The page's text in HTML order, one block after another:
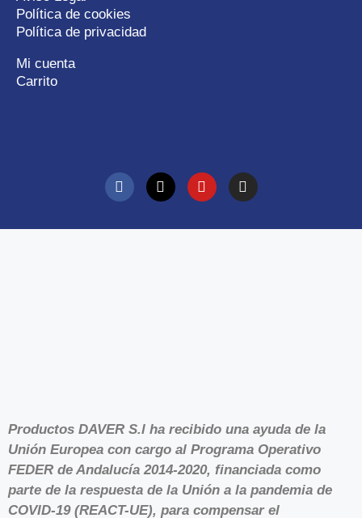
Política de cookies
Política de privacidad
Mi cuenta
Carrito
Productos DAVER S.l ha recibido una ayuda de la
Unión Europea con cargo al Programa Operativo
FEDER de Andalucía 2014-2020, financiada como
parte de la respuesta de la Unión a la pandemia de
COVID-19 (REACT-UE), para compensar el